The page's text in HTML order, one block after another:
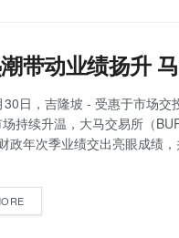
带动业绩扬升
日，吉隆坡 - 受惠于市场交
场持续升温，大马交易所（
政年次季业绩交出亮眼成绩